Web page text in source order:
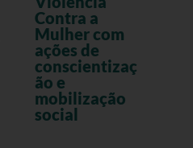
Contra a
Mulher com
ações de
conscientizaç
ão e
mobilização
social